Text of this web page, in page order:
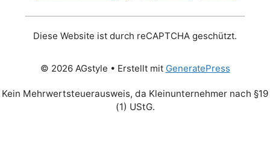
Diese Website ist durch reCAPTCHA geschützt.
© 2026 AGstyle • Erstellt mit GeneratePress
Kein Mehrwertsteuerausweis, da Kleinunternehmer nach §19
(1) UStG.